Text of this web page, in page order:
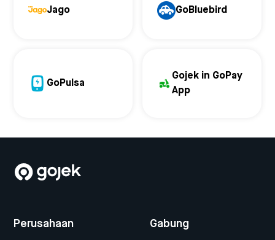
Jago GoBluebird
GoPulsa
Gojek in GoPay
App
Perusahaan Gabung